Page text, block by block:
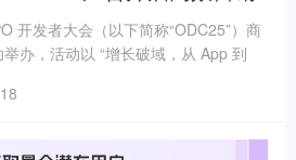
开发者大会（以下简称“ODC25”）商
办，活动以 “增长破域，从 App 到
效增长提供更多解题思路。场景实验
富科技等多家合作伙伴齐聚现场展开